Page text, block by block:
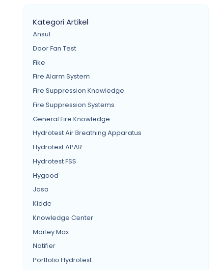
Kategori Artikel
Ansul
Door Fan Test
Fike
Fire Alarm System
Fire Suppression Knowledge
Fire Suppression Systems
General Fire Knowledge
Hydrotest Air Breathing Apparatus
Hydrotest APAR
Hydrotest FSS
Hygood
Jasa
Kidde
Knowledge Center
Morley Max
Notifier
Portfolio Hydrotest